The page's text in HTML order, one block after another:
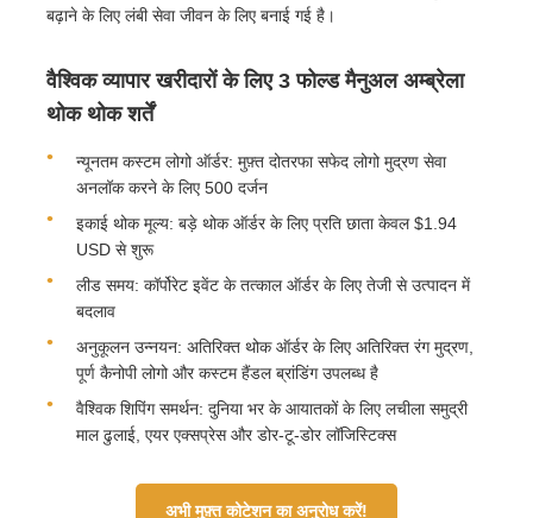
बढ़ाने के लिए लंबी सेवा जीवन के लिए बनाई गई है।
वैश्विक व्यापार खरीदारों के लिए 3 फोल्ड मैनुअल अम्ब्रेला
थोक थोक शर्तें
न्यूनतम कस्टम लोगो ऑर्डर: मुफ़्त दोतरफा सफेद लोगो मुद्रण सेवा
अनलॉक करने के लिए 500 दर्जन
इकाई थोक मूल्य: बड़े थोक ऑर्डर के लिए प्रति छाता केवल $1.94
USD से शुरू
लीड समय: कॉर्पोरेट इवेंट के तत्काल ऑर्डर के लिए तेजी से उत्पादन में
बदलाव
अनुकूलन उन्नयन: अतिरिक्त थोक ऑर्डर के लिए अतिरिक्त रंग मुद्रण,
पूर्ण कैनोपी लोगो और कस्टम हैंडल ब्रांडिंग उपलब्ध है
वैश्विक शिपिंग समर्थन: दुनिया भर के आयातकों के लिए लचीला समुद्री
माल ढुलाई, एयर एक्सप्रेस और डोर-टू-डोर लॉजिस्टिक्स
अभी मुफ़्त कोटेशन का अनुरोध करें!